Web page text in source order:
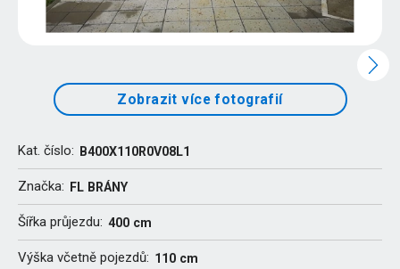
Zobrazit více fotografií
Kat. číslo: B400X110R0V08L1
Značka: FL BRÁNY
Šířka průjezdu: 400 cm
Výška včetně pojezdů: 110 cm